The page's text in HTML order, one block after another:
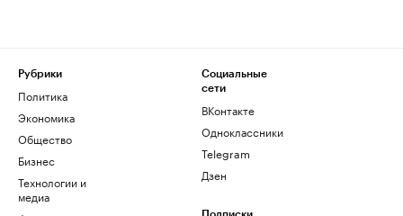
Рубрики
Политика
Экономика
Общество
Бизнес
Технологии и
медиа
Социальные
сети
ВКонтакте
Одноклассники
Telegram
Дзен